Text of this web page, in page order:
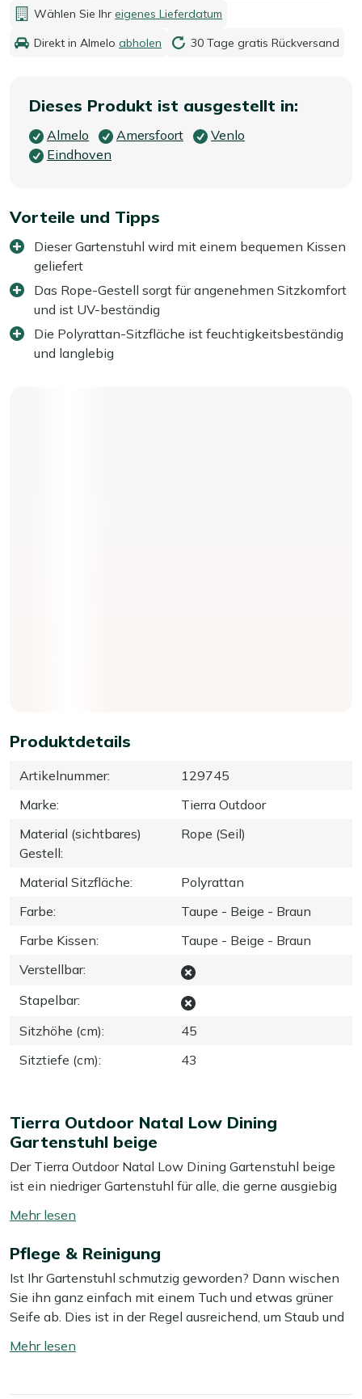
Wählen Sie Ihr eigenes Lieferdatum
Direkt in Almelo abholen 30 Tage gratis Rückversand
Produktdetails
Artikelnummer:
129745
Marke:
Tierra Outdoor
Material (sichtbares)
Gestell:
Rope (Seil)
Material Sitzfläche:
Polyrattan
Farbe:
Taupe - Beige - Braun
Farbe Kissen:
Taupe - Beige - Braun
Verstellbar:
Stapelbar:
Sitzhöhe (cm):
45
Sitztiefe (cm): 43
Dieses Produkt ist ausgestellt in:
Almelo Amersfoort
Venlo
Eindhoven
Vorteile und Tipps
Dieser Gartenstuhl wird mit einem bequemen Kissen
geliefert
Das Rope-Gestell sorgt für angenehmen Sitzkomfort
und ist UV-beständig
Die Polyrattan-Sitzfläche ist feuchtigkeitsbeständig
und langlebig
Tierra Outdoor Natal Low Dining
Gartenstuhl beige
Der Tierra Outdoor Natal Low Dining Gartenstuhl beige
ist ein niedriger Gartenstuhl für alle, die gerne ausgiebig
etwas niedriger als auf einem normalen Gartenstuhl, ideal
an einem Low Dining Gartentisch oder einem niedrigen
Outdoortisch. Das Aluminiumgestell ist leicht, sodass Sie
den Stuhl im Handumdrehen verschieben können, wenn
Sie Ihre Terrasse umstellen möchten. Die Polyrattan-
Sitzfläche ist feuchtigkeitsbeständig, bleibt draußen
lange schön und ist zudem leicht, sodass der Stuhl nicht
umschalten
Pflege & Reinigung
Ist Ihr Gartenstuhl schmutzig geworden? Dann wischen
Sie ihn ganz einfach mit einem Tuch und etwas grüner
Seife ab. Dies ist in der Regel ausreichend, um Staub und
mindestens zweimal im Jahr mit einem speziellen
verwenden Sie dabei unseren Kees Smit Multi-